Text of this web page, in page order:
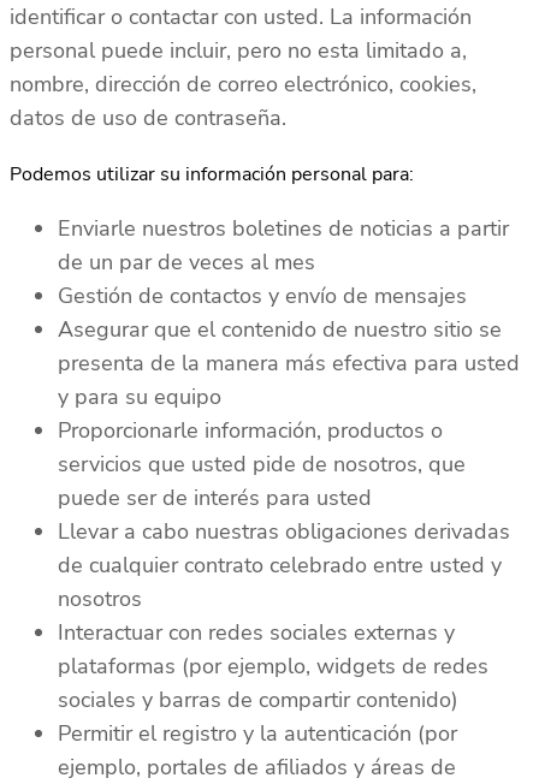
identificar o contactar con usted. La información
personal puede incluir, pero no esta limitado a,
nombre, dirección de correo electrónico, cookies,
datos de uso de contraseña.
Podemos utilizar su información personal para:
Enviarle nuestros boletines de noticias a partir
de un par de veces al mes
Gestión de contactos y envío de mensajes
Asegurar que el contenido de nuestro sitio se
presenta de la manera más efectiva para usted
y para su equipo
Proporcionarle información, productos o
servicios que usted pide de nosotros, que
puede ser de interés para usted
Llevar a cabo nuestras obligaciones derivadas
de cualquier contrato celebrado entre usted y
nosotros
Interactuar con redes sociales externas y
plataformas (por ejemplo, widgets de redes
sociales y barras de compartir contenido)
Permitir el registro y la autenticación (por
ejemplo, portales de afiliados y áreas de